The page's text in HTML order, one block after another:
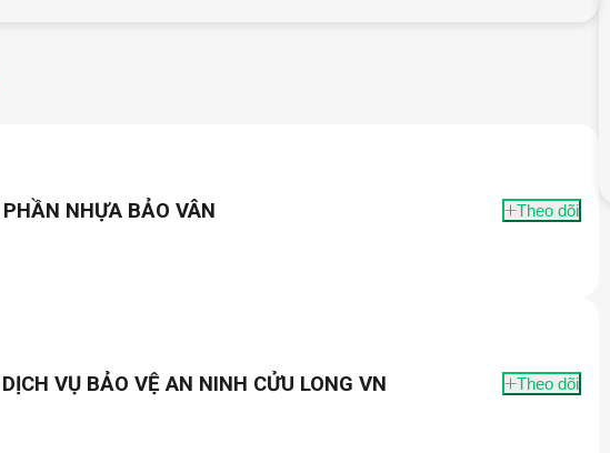
NHỰA BẢO VÂN Theo dõi
VỤ BẢO VỆ AN NINH CỬU LONG VN Theo dõi